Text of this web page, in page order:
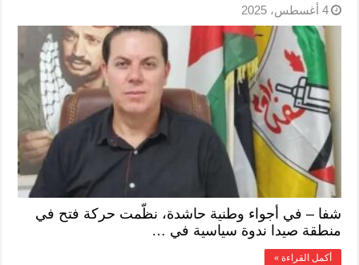
4 أغسطس، 2025
شفا – في أجواء وطنية حاشدة، نظّمت حركة فتح في
منطقة صيدا ندوة سياسية في …
أكمل القراءة »